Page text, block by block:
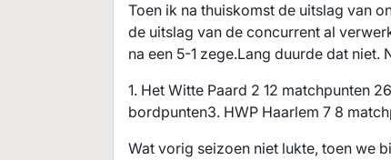
Toen ik na thuiskomst de uitslag van
de uitslag van de concurrent al
na een 5-1 zege.Lang duurde dat
1. Het Witte Paard 2 12 matchpunten
bordpunten3. HWP Haarlem 7 8
Wat vorig seizoen niet lukte, toen we